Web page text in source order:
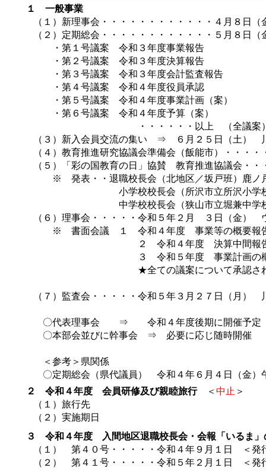
１ 一般事業
（１）新理事会・・・・・・・・・・・・４月８日
（２）定期総会・・・・・・・・・・・・５月８日
・第１号議案 令和３年度事業報告
・第２号議案 令和３年度決算報告
・第３号議案 令和３年度会計監査報告
・第４号議案 令和４年度役員承認
・第５号議案 令和４年度事業計画（案）
・第６号議案 令和４年度予算（案）
・・・・・・以上 （全議案）
（３）新入会員交流の集い ⇒ ６月２５日（土）
（４）教育推進研究協議会準備会（飯能市）・・・
（５）「彩の国教育の日」協賛 教育推進協議会・
※ 発表・・退職校長会（北地区／坂戸班）鹿ノ
小学校校長会（所沢市立所沢小学校／
中学校校長会（狭山市立堀兼中学校／
（６）理事会・・・・・令和５年２月 ３日（金）
※ 書面会議 １ 令和４年度 事業等の概要報告
２ 令和４年度 決算中間報告に
３ 令和５年度 事業計画の概要（
★全ての議案について承認され
（７）監査会・・・・・令和５年３月２７日（月）
〇代表理事会 ⇒ 令和４年度後期に開催予定
〇本部会並びに幹事会 ⇒ 必要に応じ随時開催
＜参考＞県関係
〇定期総会（県代議員） 令和４年６月４日（金）
２ 令和４年度 会員研修及び親睦旅行＜ 中止 ＞
（１）旅行先
（２）実施期日
３ 令和４年度 入間地区退職校長会・会報「いるま」
（１） 第４０号・・・・・令和４年９月１日 ＜発
（２） 第４１号・・・・・令和５年２月１日 ＜発